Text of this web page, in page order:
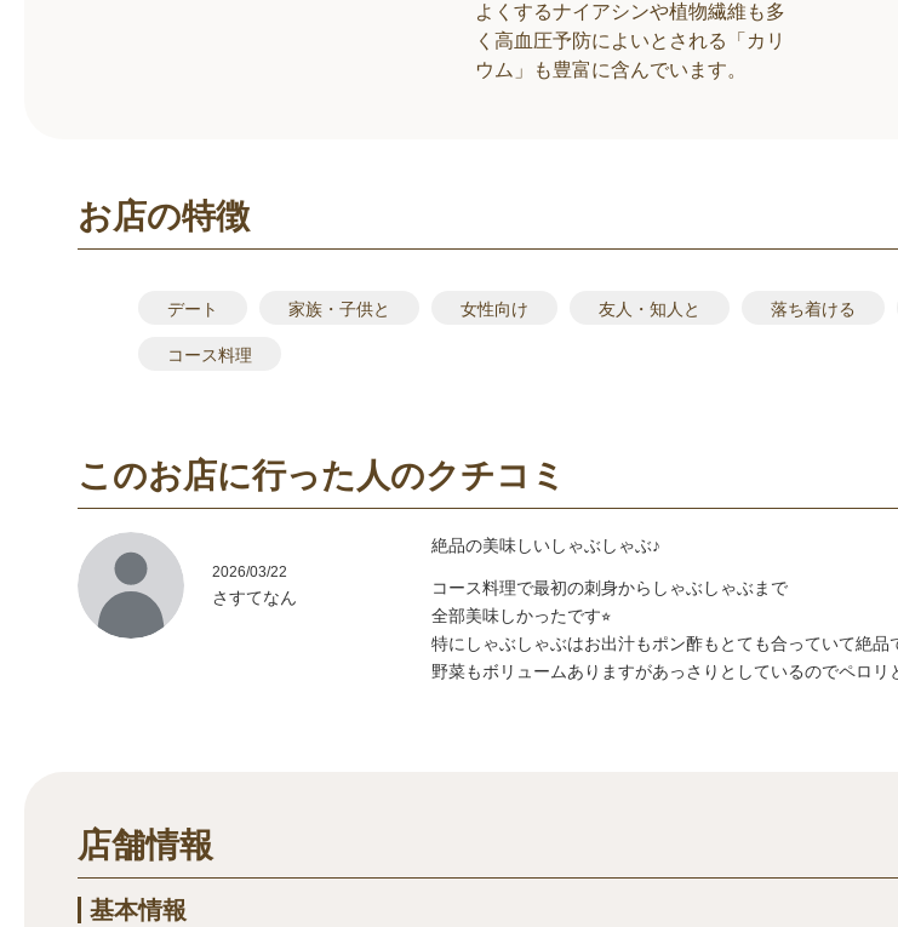
よくするナイアシンや植物繊維も多
く高血圧予防によいとされる「カリ
ウム」も豊富に含んでいます。
お店の特徴
デート 家族・子供と 女性向け 友人・知人と 落ち着ける
コース料理
このお店に行った人のクチコミ
2026/03/22
さすてなん
絶品の美味しいしゃぶしゃぶ♪
コース料理で最初の刺身からしゃぶしゃぶまで
全部美味しかったです⭐︎
特にしゃぶしゃぶはお出汁もポン酢もとても合っていて絶品
野菜もボリュームありますがあっさりとしているのでペロリ
店舗情報
基本情報